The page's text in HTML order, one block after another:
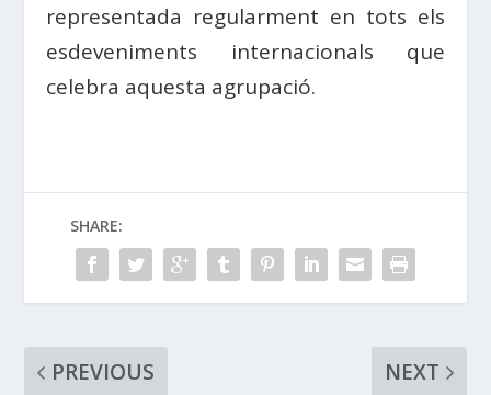
representada regularment en tots els
esdeveniments internacionals que
celebra aquesta agrupació.
SHARE:
PREVIOUS NEXT